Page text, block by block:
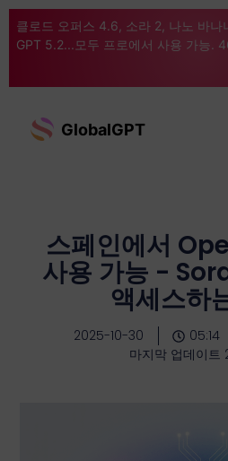
클로드 오퍼스 4.6, 소라 2, 나노 바나
GPT 5.2...모두 프로에서 사용 가능.
GlobalGPT
스페인에서
사용 가능 -
액세스하
2025-10-30 05:14
마지막 업데이트